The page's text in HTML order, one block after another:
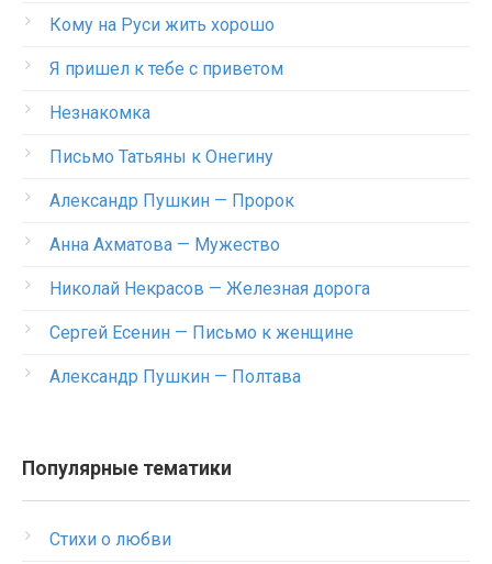
Кому на Руси жить хорошо
Я пришел к тебе с приветом
Незнакомка
Письмо Татьяны к Онегину
Александр Пушкин — Пророк
Анна Ахматова — Мужество
Николай Некрасов — Железная дорога
Сергей Есенин — Письмо к женщине
Александр Пушкин — Полтава
Популярные тематики
Стихи о любви